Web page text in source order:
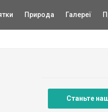
Природа Галереї
Станьте